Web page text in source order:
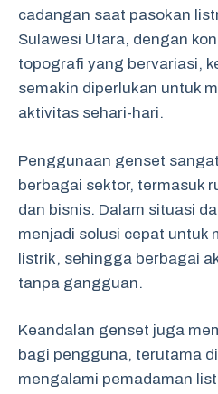
cadangan saat pasokan
Sulawesi Utara, dengan
topografi yang bervariasi,
semakin diperlukan untuk
aktivitas sehari-hari.
Penggunaan genset
berbagai sektor, termasuk
dan bisnis. Dalam situasi
menjadi solusi cepat untuk
listrik, sehingga berbagai
tanpa gangguan.
Keandalan genset juga
bagi pengguna, terutama
mengalami pemadaman